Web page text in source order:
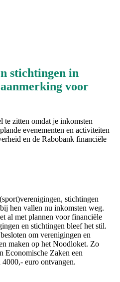
stichtingen in
voor
te zitten omdat je inkomsten
evenementen en activiteiten
en de Rabobank financiële
stichtingen
hen vallen nu inkomsten weg.
al met plannen voor financiële
en stichtingen bleef het stil.
om verenigingen en
maken op het Noodloket. Zo
Economische Zaken een
euro ontvangen.